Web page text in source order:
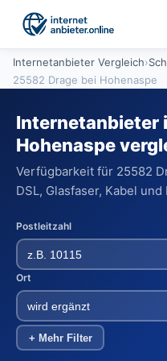
Internetanbieter Vergleich›
25582 Drage bei Hohenaspe
Internetanbieter
Hohenaspe
Verfügbarkeit für 25582
DSL, Glasfaser, Kabel
Postleitzahl
Ort
+ Mehr Filter